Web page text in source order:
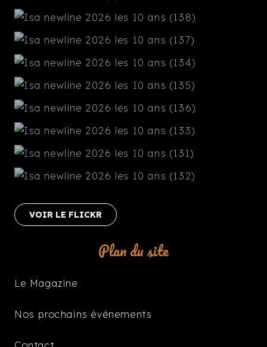
VOIR LE FLICKR
Plan du site
Le Magazine
Nos prochains événements